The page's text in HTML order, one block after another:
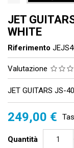
JET
WHITE
Riferimento
Valutazione
JET GUITARS JS-
249,00 €
Quantità